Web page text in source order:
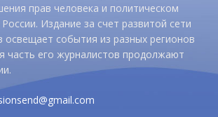
прав человека и политическом
Издание за счет развитой сети
освещает события из разных регионов
часть его журналистов продолжают